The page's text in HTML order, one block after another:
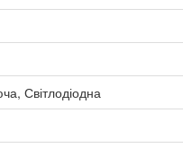
Світлодіодна